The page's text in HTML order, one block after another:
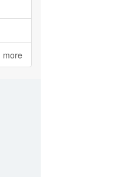
more